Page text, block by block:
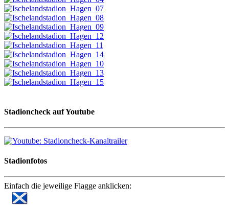
Stadioncheck auf Youtube
Stadionfotos
Einfach die jeweilige Flagge anklicken: